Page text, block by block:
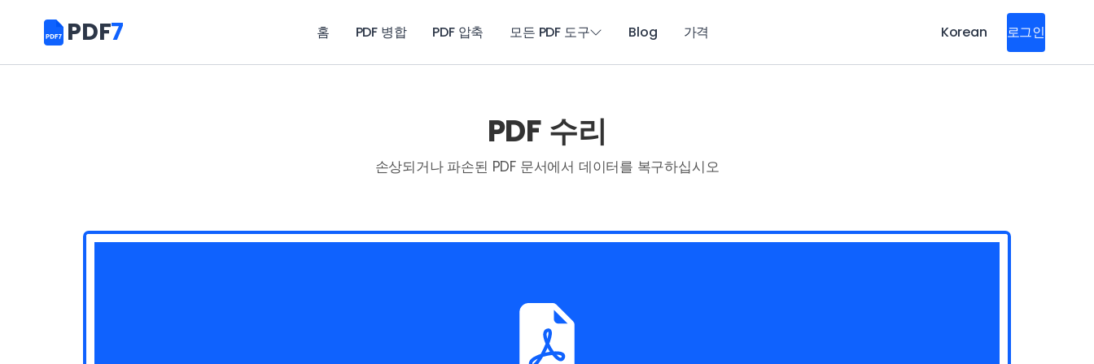
PDF7 홈 PDF 병합 PDF 압축 모든 PDF 도구 Blog 가격 Korean 로그인
PDF 수리
손상되거나 파손된 PDF 문서에서 데이터를 복구하십시오